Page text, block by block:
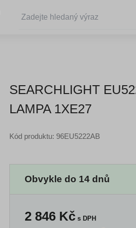
SEARCHLIGHT
LAMPA 1XE27
Kód produktu: 96EU5222AB
Obvykle do 14 dnů
2 846Kčs DPH